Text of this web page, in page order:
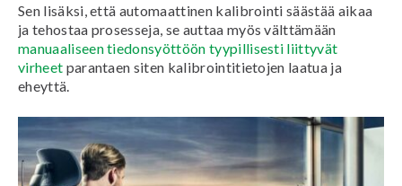
Sen lisäksi, että automaattinen kalibrointi säästää aikaa
ja tehostaa prosesseja, se auttaa myös välttämään
manuaaliseen tiedonsyöttöön tyypillisesti liittyvät
virheet parantaen siten kalibrointitietojen laatua ja
eheyttä.